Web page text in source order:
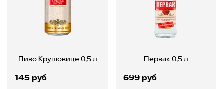
Пиво Крушовице 0,5 л
145 руб
Первак 0,5 л
699 руб